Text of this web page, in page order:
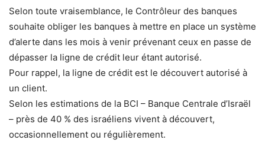
Selon toute vraisemblance, le Contrôleur des banques
souhaite obliger les banques à mettre en place un système
d’alerte dans les mois à venir prévenant ceux en passe de
dépasser la ligne de crédit leur étant autorisé.
Pour rappel, la ligne de crédit est le découvert autorisé à
un client.
Selon les estimations de la BCI – Banque Centrale d’Israël
– près de 40 % des israéliens vivent à découvert,
occasionnellement ou régulièrement.